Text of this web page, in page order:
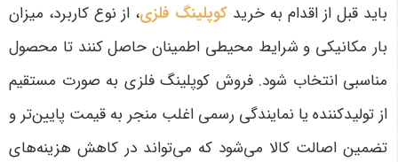
باید قبل از اقدام به خرید کوپلینگ فلزی، از نوع کاربرد، میزان
بار مکانیکی و شرایط محیطی اطمینان حاصل کنند تا محصول
مناسبی انتخاب شود. فروش کوپلینگ فلزی به صورت مستقیم
از تولیدکننده یا نمایندگی رسمی اغلب منجر به قیمت پایین‌تر و
تضمین اصالت کالا می‌شود که می‌تواند در کاهش هزینه‌های